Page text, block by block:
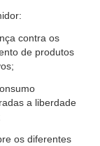
contra os
de produtos
a liberdade
os diferentes